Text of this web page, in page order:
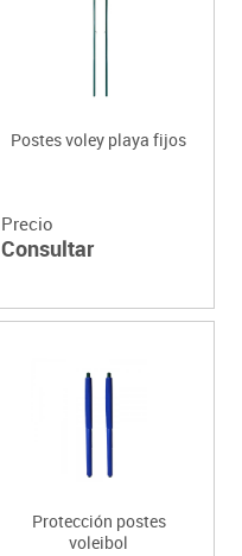
Postes voley playa fijos
Precio
Consultar
Protección postes
voleibol